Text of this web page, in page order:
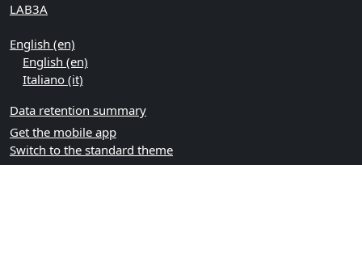
LAB3A
English ‎(en)‎
English ‎(en)‎
Italiano ‎(it)‎
Data retention summary
Get the mobile app
Switch to the standard theme